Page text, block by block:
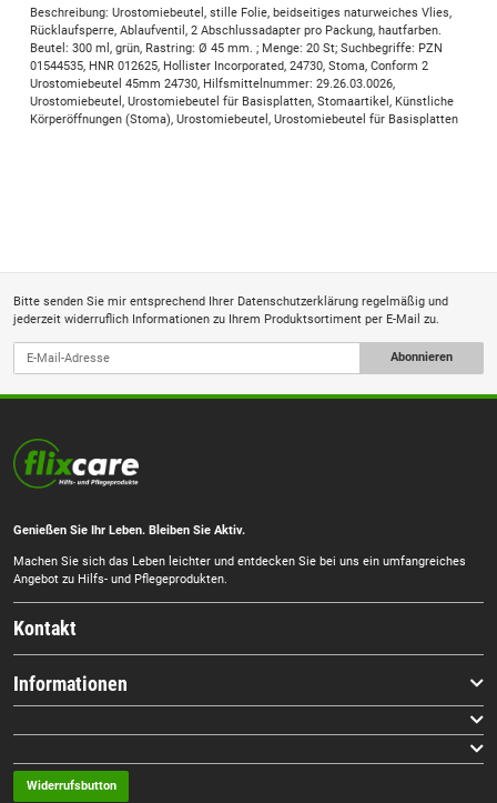
Beschreibung: Urostomiebeutel, stille Folie, beidseitiges naturweiches Vlies,
Rücklaufsperre, Ablaufventil, 2 Abschlussadapter pro Packung, hautfarben.
Beutel: 300 ml, grün, Rastring: Ø 45 mm. ; Menge: 20 St; Suchbegriffe: PZN
01544535, HNR 012625, Hollister Incorporated, 24730, Stoma, Conform 2
Urostomiebeutel 45mm 24730, Hilfsmittelnummer: 29.26.03.0026,
Urostomiebeutel, Urostomiebeutel für Basisplatten, Stomaartikel, Künstliche
Körperöffnungen (Stoma), Urostomiebeutel, Urostomiebeutel für Basisplatten
Bitte senden Sie mir entsprechend Ihrer Datenschutzerklärung regelmäßig und
jederzeit widerruflich Informationen zu Ihrem Produktsortiment per E-Mail zu.
Abonnieren
Genießen Sie Ihr Leben. Bleiben Sie Aktiv.
Machen Sie sich das Leben leichter und entdecken Sie bei uns ein umfangreiches
Angebot zu Hilfs- und Pflegeprodukten.
Kontakt
Informationen
Widerrufsbutton